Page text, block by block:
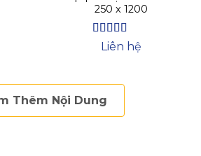
250 x 1200
Được xếp
Liên hệ
Thêm Nội Dung